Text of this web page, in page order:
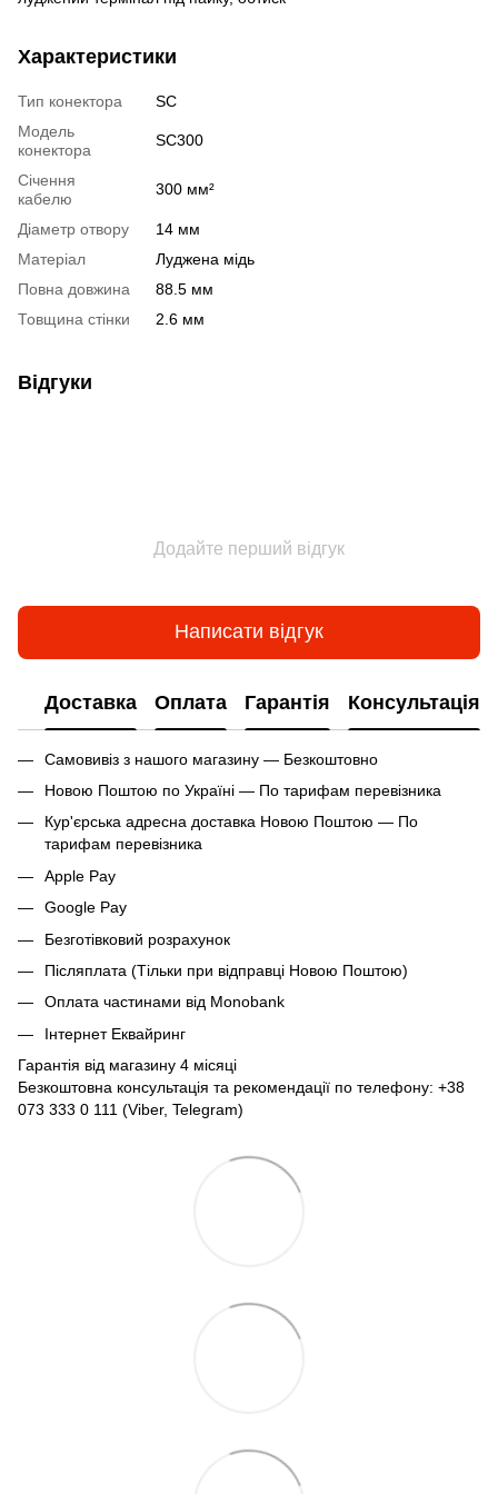
Характеристики
Тип конектора
SC
Модель
конектора
SC300
Січення
кабелю
300 мм²
Діаметр отвору
14 мм
Матеріал
Луджена мідь
Повна довжина
88.5 мм
Товщина стінки
2.6 мм
Відгуки
Додайте перший відгук
Написати відгук
Доставка Оплата Гарантія Консультація
Самовивіз з нашого магазину — Безкоштовно
Новою Поштою по Україні — По тарифам перевізника
Кур'єрська адресна доставка Новою Поштою — По
тарифам перевізника
Apple Pay
Google Pay
Безготівковий розрахунок
Післяплата (Тільки при відправці Новою Поштою)
Оплата частинами від Monobank
Інтернет Еквайринг
Гарантія від магазину 4 місяці
Безкоштовна консультація та рекомендації по телефону: +38
073 333 0 111 (Viber, Telegram)